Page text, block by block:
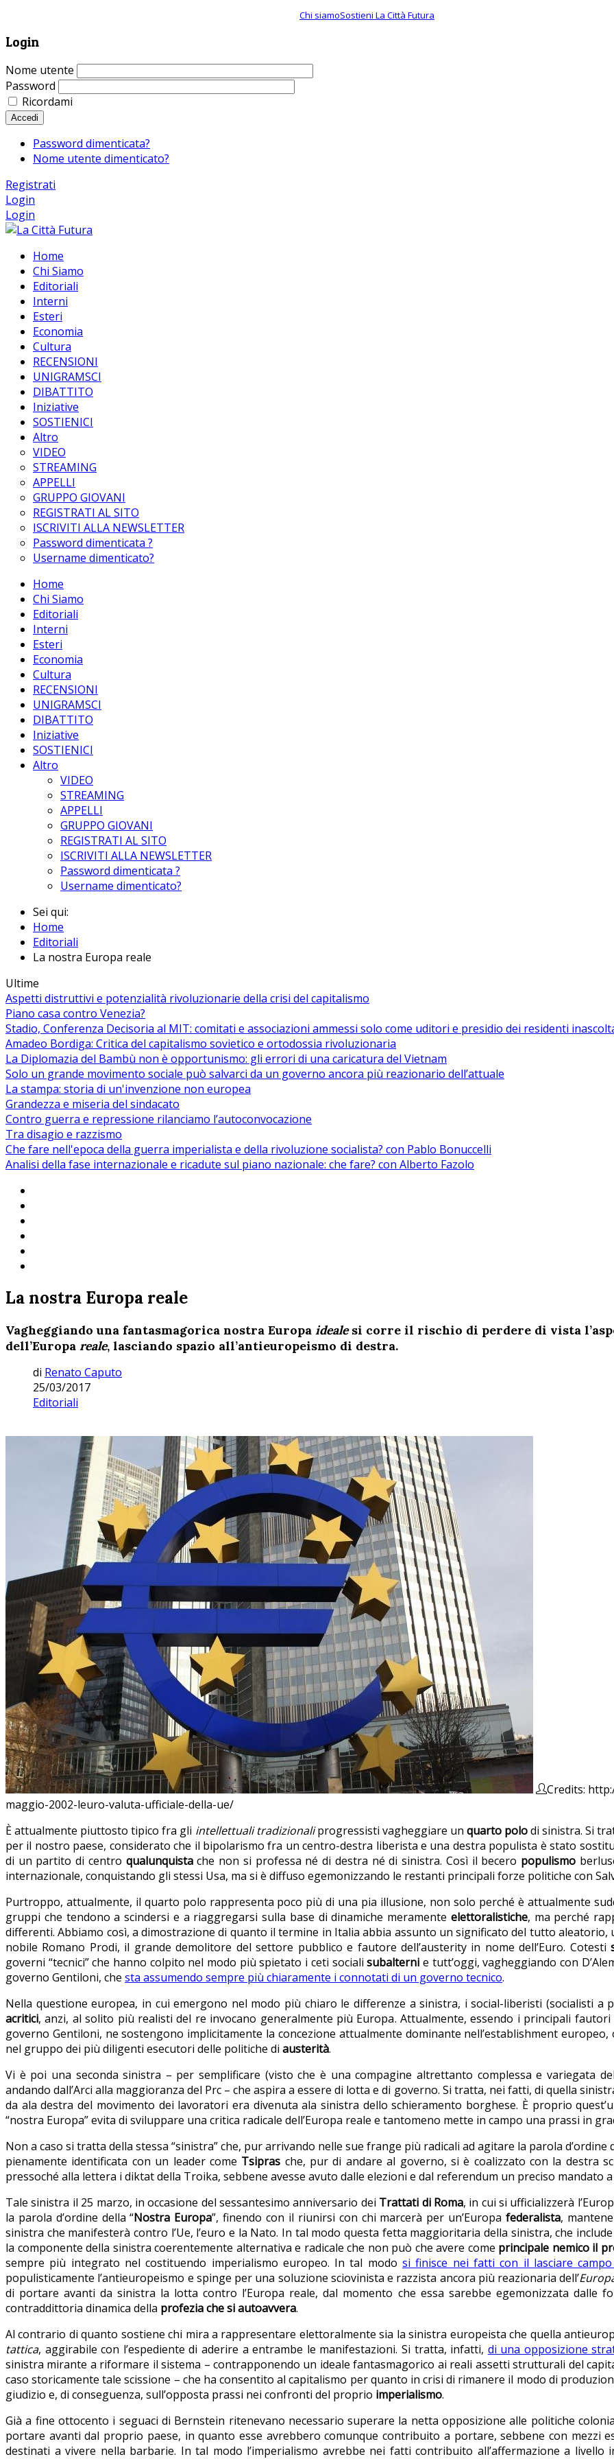
Chi siamoSostieni La Città Futura
Login
Nome utente
Password
Ricordami
Accedi
Password dimenticata?
Nome utente dimenticato?
Registrati
Login
Login
Home
Chi Siamo
Editoriali
Interni
Esteri
Economia
Cultura
RECENSIONI
UNIGRAMSCI
DIBATTITO
Iniziative
SOSTIENICI
Altro
VIDEO
STREAMING
APPELLI
GRUPPO GIOVANI
REGISTRATI AL SITO
ISCRIVITI ALLA NEWSLETTER
Password dimenticata ?
Username dimenticato?
Home
Chi Siamo
Editoriali
Interni
Esteri
Economia
Cultura
RECENSIONI
UNIGRAMSCI
DIBATTITO
Iniziative
SOSTIENICI
Altro
VIDEO
STREAMING
APPELLI
GRUPPO GIOVANI
REGISTRATI AL SITO
ISCRIVITI ALLA NEWSLETTER
Password dimenticata ?
Username dimenticato?
Sei qui:
Home
Editoriali
La nostra Europa reale
Ultime
Aspetti distruttivi e potenzialità rivoluzionarie della crisi del capitalismo
Piano casa contro Venezia?
Stadio, Conferenza Decisoria al MIT: comitati e associazioni ammessi solo come uditori e presidio dei residenti
Amadeo Bordiga: Critica del capitalismo sovietico e ortodossia rivoluzionaria
La Diplomazia del Bambù non è opportunismo: gli errori di una caricatura del Vietnam
Solo un grande movimento sociale può salvarci da un governo ancora più reazionario dell’attuale
La stampa: storia di un'invenzione non europea
Grandezza e miseria del sindacato
Contro guerra e repressione rilanciamo l’autoconvocazione
Tra disagio e razzismo
Che fare nell'epoca della guerra imperialista e della rivoluzione socialista? con Pablo Bonuccelli
Analisi della fase internazionale e ricadute sul piano nazionale: che fare? con Alberto Fazolo
La nostra Europa reale
Vagheggiando una fantasmagorica nostra Europa idealesi corre il rischio di perdere di vista
dell’Europa reale, lasciando spazio all’antieuropeismo di destra.
di Renato Caputo
25/03/2017
Editoriali
Credits:
maggio-2002-leuro-valuta-ufficiale-della-ue/
È attualmente piuttosto tipico fra gli intellettuali tradizionaliprogressisti vagheggiare unquarto polodi sinistra. Si
per il nostro paese, considerato che il bipolarismo fra un centro-destra liberista e una destra populista è stato
di un partito di centro qualunquistache non si professa né di destra né di sinistra. Così il becero populismo
internazionale, conquistando gli stessi Usa, ma si è diffuso egemonizzando le restanti principali forze politiche con
Purtroppo, attualmente, il quarto polo rappresenta poco più di una pia illusione, non solo perché è attualmente
gruppi che tendono a scindersi e a riaggregarsi sulla base di dinamiche meramente elettoralistiche, ma perché
differenti. Abbiamo così, a dimostrazione di quanto il termine in Italia abbia assunto un significato del tutto aleatorio,
nobile Romano Prodi, il grande demolitore del settore pubblico e fautore dell’austerity in nome dell’Euro. Cotesti
governi “tecnici” che hanno colpito nel modo più spietato i ceti socialisubalterni e tutt’oggi, vagheggiando con
governo Gentiloni, che sta assumendo sempre più chiaramente i connotati di un governo tecnico.
Nella questione europea, in cui emergono nel modo più chiaro le differenze a sinistra, i social-liberisti (socialisti
acritici, anzi, al solito più realisti del re invocano generalmente più Europa. Attualmente, essendo i principali
governo Gentiloni, ne sostengono implicitamente la concezione attualmente dominante nell’establishment europeo,
nel gruppo dei più diligenti esecutori delle politiche di austerità.
Vi è poi una seconda sinistra – per semplificare (visto che è una compagine altrettanto complessa e variegata
andando dall’Arci alla maggioranza del Prc – che aspira a essere di lotta e di governo. Si tratta, nei fatti, di quella
da ala destra del movimento dei lavoratori era divenuta ala sinistra dello schieramento borghese. È proprio
“nostra Europa” evita di sviluppare una critica radicale dell’Europa reale e tantomeno mette in campo una prassi in
Non a caso si tratta della stessa “sinistra” che, pur arrivando nelle sue frange più radicali ad agitare la parola d’ordine
pienamente identificata con un leader come Tsipras che, pur di andare al governo, si è coalizzato con la destra
pressoché alla lettera i diktat della Troika, sebbene avesse avuto dalle elezioni e dal referendum un preciso mandato
Tale sinistra il 25 marzo, in occasione del sessantesimo anniversario dei Trattati di Roma, in cui si ufficializzerà
la parola d’ordine della “Nostra Europa”, finendo con il riunirsi con chi marcerà per un’Europa federalista,
sinistra che manifesterà contro l’Ue, l’euro e la Nato. In tal modo questa fetta maggioritaria della sinistra, che
la componente della sinistra coerentemente alternativa e radicale che non può che avere come principale nemico il
sempre più integrato nel costituendo imperialismo europeo. In tal modosi finisce nei fatti con il lasciare
populisticamente l’antieuropeismo e spinge per una soluzione sciovinista e razzista ancora più reazionaria dell’
di portare avanti da sinistra la lotta contro l’Europa reale, dal momento che essa sarebbe egemonizzata dalle
contraddittoria dinamica della profezia che si autoavvera.
Al contrario di quanto sostiene chi mira a rappresentare elettoralmente sia la sinistra europeista che quella
tattica, aggirabile con l’espediente di aderire a entrambe le manifestazioni. Si tratta, infatti, di una opposizione
sinistra mirante a riformare il sistema – contrapponendo un ideale fantasmagorico ai reali assetti strutturali del
caso storicamente tale scissione – che ha consentito al capitalismo per quanto in crisi di rimanere il modo di
giudizio e, di conseguenza, sull’opposta prassi nei confronti del proprio imperialismo.
Già a fine ottocento i seguaci di Bernstein ritenevano necessario superare la netta opposizione alle politiche
portare avanti dal proprio paese, in quanto esse avrebbero comunque contribuito a portare, sebbene con mezzi
destinati a vivere nella barbarie. In tal modo l’imperialismo avrebbe nei fatti contribuito all’affermazione a livello